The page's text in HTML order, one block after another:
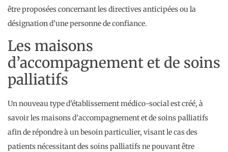
être proposées concernant les directives anticipées ou la
désignation d’une personne de confiance.
Les maisons
d’accompagnement et de soins
palliatifs
Un nouveau type d’établissement médico-social est créé, à
savoir les maisons d’accompagnement et de soins palliatifs
afin de répondre à un besoin particulier, visant le cas des
patients nécessitant des soins palliatifs ne pouvant être